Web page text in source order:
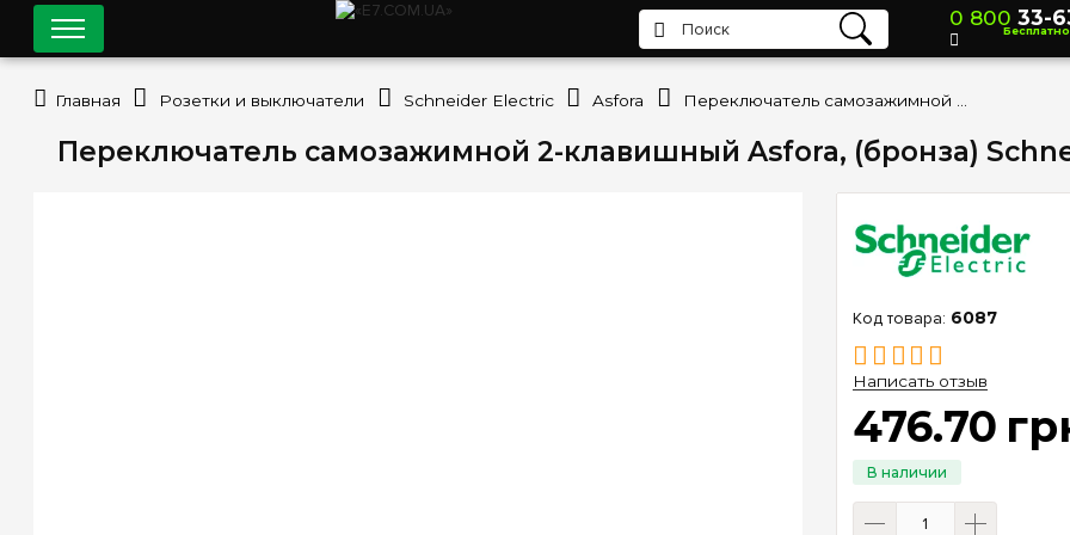
Переключатель самозажимной 2-клавишный Asfora, (бронза)
6087
Написать отзыв
476.70
0 800 33-
Бесплатно
Главная Розетки и выключатели Schneider Electric Asfora